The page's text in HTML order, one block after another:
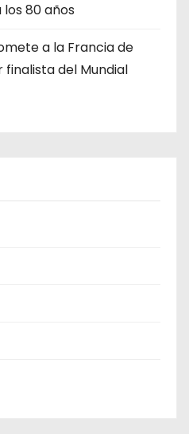
80 años
a la Francia de
del Mundial